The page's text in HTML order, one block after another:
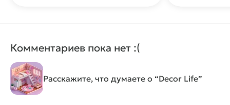
Комментариев пока нет :(
Расскажите, что думаете о “Decor Life”